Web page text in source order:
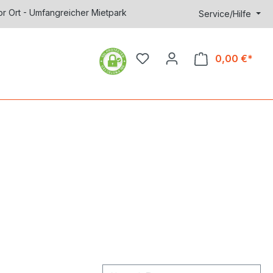
Ort - Umfangreicher Mietpark Service/Hilfe
0,00 €*